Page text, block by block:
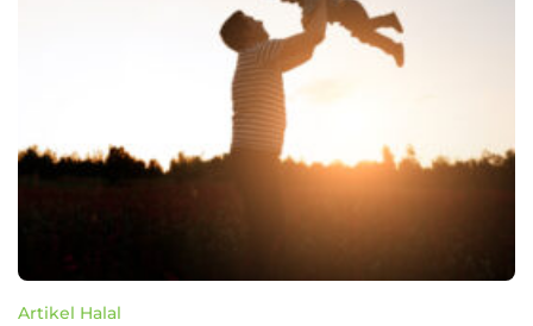
Artikel Halal